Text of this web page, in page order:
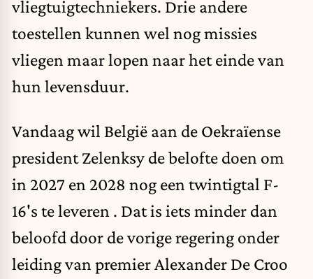
vliegtuigtechniekers. Drie andere
toestellen kunnen wel nog missies
vliegen maar lopen naar het einde van
hun levensduur.
Vandaag wil België aan de Oekraïense
president Zelenksy de belofte doen om
in 2027 en 2028 nog een twintigtal F-
16's te leveren . Dat is iets minder dan
beloofd door de vorige regering onder
leiding van premier Alexander De Croo